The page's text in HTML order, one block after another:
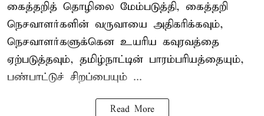
கைத்தறித் தொழிலை மேம்படுத்தி, கைத்தறி
நெசவாளர்களின் வருவாயை அதிகரிக்கவும்,
நெசவாளர்களுக்கென உயரிய கவுரவத்தை
ஏற்படுத்தவும், தமிழ்நாட்டின் பாரம்பரியத்தையும்,
பண்பாட்டுச் சிறப்பையும் ...
Read More